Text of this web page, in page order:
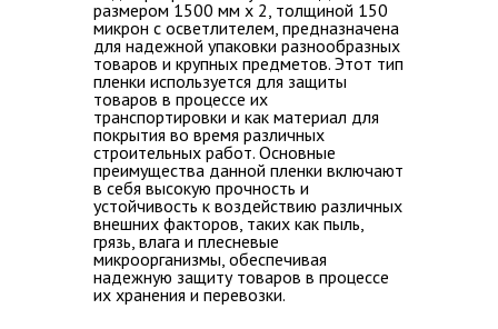
размером 1500 мм х 2, толщиной 150
микрон с осветлителем, предназначена
для надежной упаковки разнообразных
товаров и крупных предметов. Этот тип
пленки используется для защиты
товаров в процессе их
транспортировки и как материал для
покрытия во время различных
строительных работ. Основные
преимущества данной пленки включают
в себя высокую прочность и
устойчивость к воздействию различных
внешних факторов, таких как пыль,
грязь, влага и плесневые
микроорганизмы, обеспечивая
надежную защиту товаров в процессе
их хранения и перевозки.